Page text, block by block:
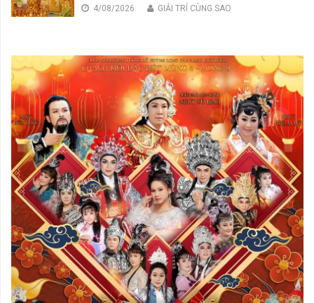
4/08/2026 GIẢI TRÍ CÙNG SAO